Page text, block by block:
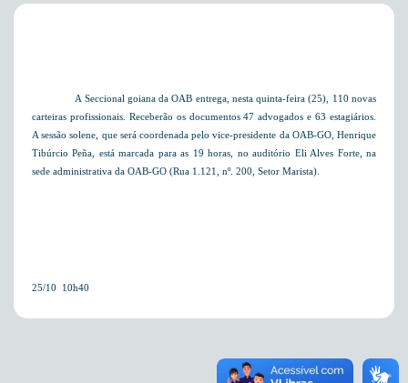
A Seccional goiana da OAB entrega, nesta quinta-feira (25), 110 novas
carteiras profissionais. Receberão os documentos 47 advogados e 63 estagiários.
A sessão solene, que será coordenada pelo vice-presidente da OAB-GO, Henrique
Tibúrcio Peña, está marcada para as 19 horas, no auditório Eli Alves Forte, na
sede administrativa da OAB-GO (Rua 1.121, nº. 200, Setor Marista).
25/10  10h40